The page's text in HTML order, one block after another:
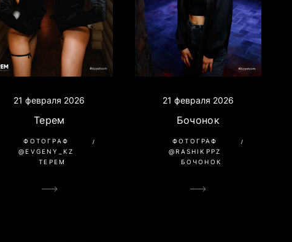
21 февраля 2026
Терем
ФОТОГРАФ
@EVGENY_KZ
ТЕРЕМ
21 февраля 2026
Бочонок
ФОТОГРАФ
@RASHIKPPZ
БОЧОНОК